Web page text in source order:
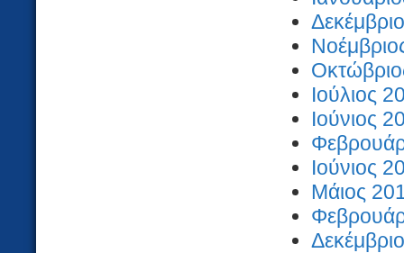
Ιούλιος
Ιούνιος
Ιούνιος
Μάιος